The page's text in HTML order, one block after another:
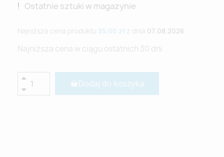
Ostatnie sztuki w magazynie
Najniższa cena produktu 35,00 zł z dnia 07.08.2026
Najniższa cena w ciągu ostatnich 30 dni
Dodaj do koszyka